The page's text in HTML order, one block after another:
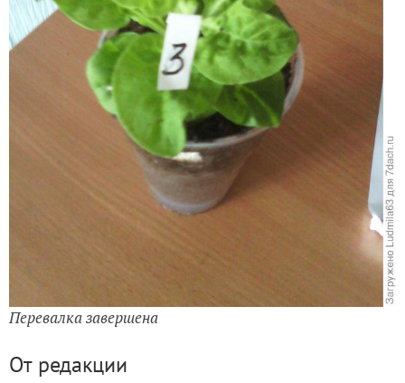
Перевалка завершена
От редакции